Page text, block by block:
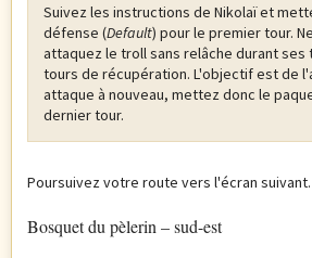
Suivez les instructions de Nikolaï et
défense (Default) pour le premier tour.
attaquez le troll sans relâche durant ses
tours de récupération. L'objectif est de
attaque à nouveau, mettez donc le
dernier tour.
Poursuivez votre route vers l'écran suivant.
Bosquet du pèlerin – sud-est